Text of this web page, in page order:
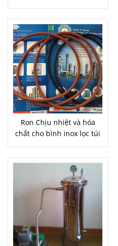
Ron Chịu nhiệt và hóa
chất cho bình inox lọc túi